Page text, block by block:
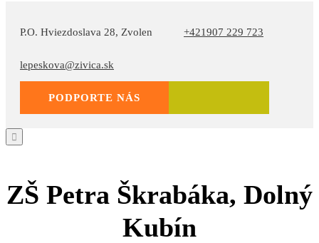
P.O. Hviezdoslava 28, Zvolen +421907 229 723
lepeskova@zivica.sk
PODPORTE NÁS

ZŠ Petra Škrabáka, Dolný
Kubín